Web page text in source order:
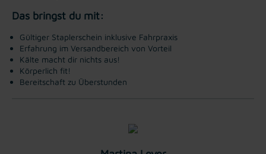
Das bringst du mit:
Gültiger Staplerschein inklusive Fahrpraxis
Erfahrung im Versandbereich von Vorteil
Kälte macht dir nichts aus!
Körperlich fit!
Bereitschaft zu Überstunden